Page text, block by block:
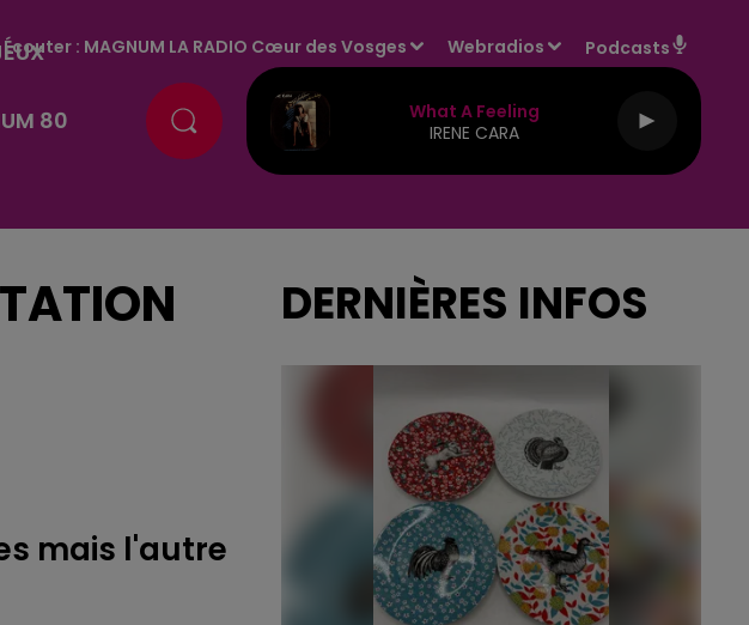
80
Écouter : MAGNUM LA RADIO Cœur des Vosges Webradios Podcasts
What A Feeling
IRENE CARA
mais l'autre
DERNIÈRES INFOS